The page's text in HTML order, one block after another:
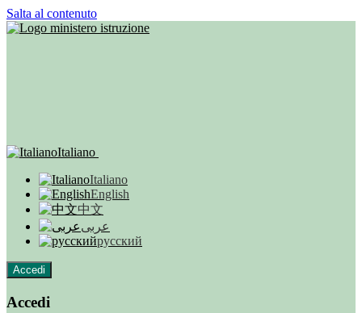
Salta al contenuto
Italiano
Italiano
English
中文
عربى
русский
Accedi
Accedi